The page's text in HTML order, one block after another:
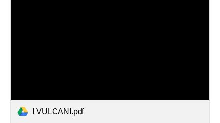
I VULCANI.pdf